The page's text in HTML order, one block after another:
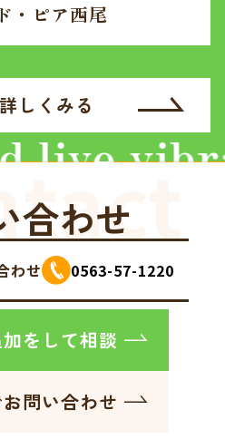
・ピア西尾
詳しくみる
合わせ
わせ 0563-57-1220
をして相談
問い合わせ